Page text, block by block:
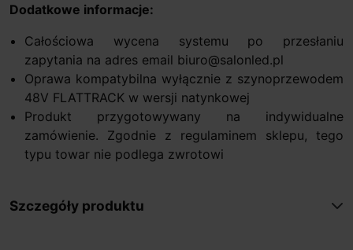
Dodatkowe informacje:
Całościowa wycena systemu po przesłaniu
zapytania na adres email biuro@salonled.pl
Oprawa kompatybilna wyłącznie z szynoprzewodem
48V FLATTRACK w wersji natynkowej
Produkt przygotowywany na indywidualne
zamówienie. Zgodnie z regulaminem sklepu, tego
typu towar nie podlega zwrotowi
Szczegóły produktu